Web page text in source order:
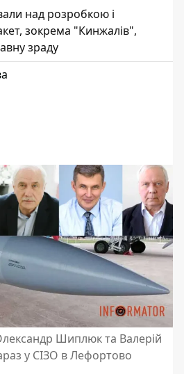
над розробкою і
зокрема "Кинжалів",
зраду
Шиплюк та Валерій
у СІЗО в Лефортово